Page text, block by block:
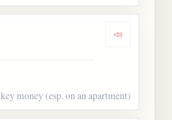
Dengarkan
key money (esp. on an apartment)